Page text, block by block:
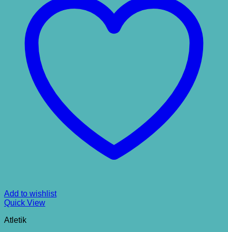
Add to wishlist
Quick View
Atletik